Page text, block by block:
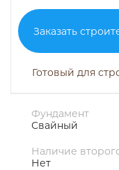
Заказать
Готовый для
Фундамент
Свайный
Наличие
Нет